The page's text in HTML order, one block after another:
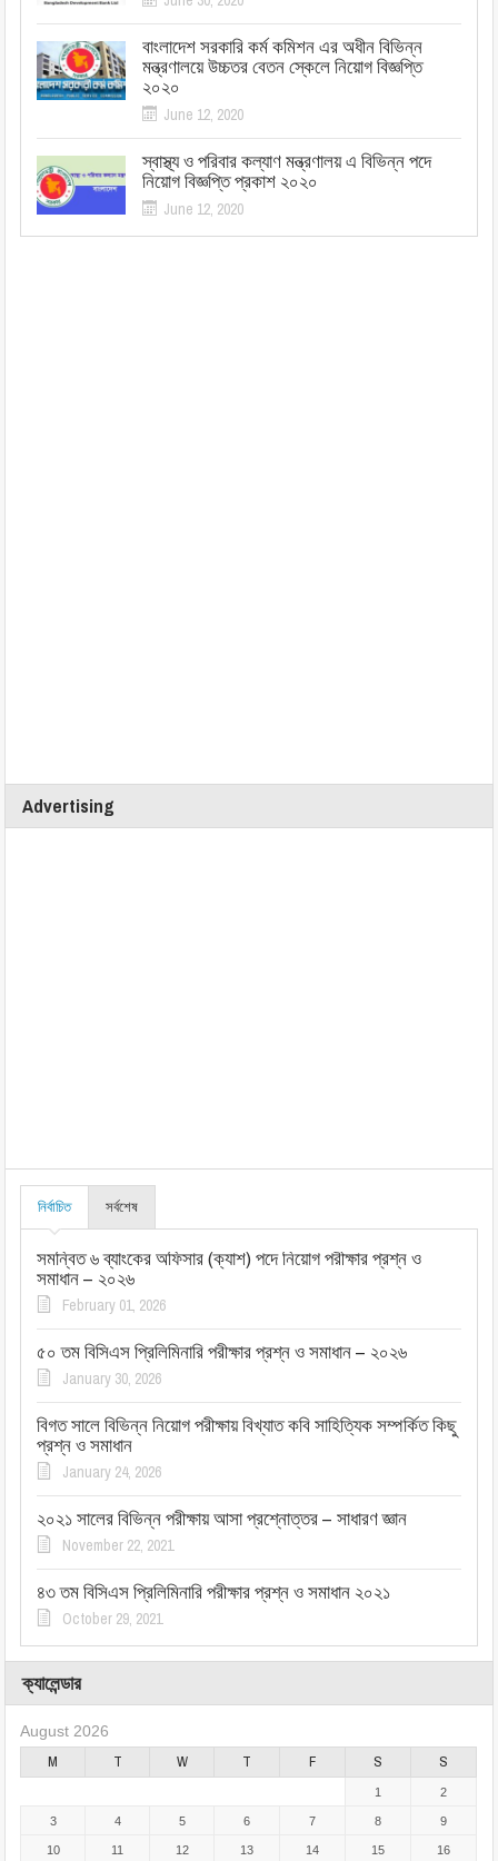
বাংলাদেশ সরকারি কর্ম কমিশন এর অধীন বিভিন্ন
মন্ত্রণালয়ে উচ্চতর বেতন স্কেলে নিয়োগ বিজ্ঞপ্তি
২০২০
June 12, 2020
স্বাস্থ্য ও পরিবার কল্যাণ মন্ত্রণালয় এ বিভিন্ন পদে
নিয়োগ বিজ্ঞপ্তি প্রকাশ ২০২০
June 12, 2020
Advertising
নির্বাচিত সর্বশেষ
সমন্বিত ৬ ব্যাংকের অফিসার (ক্যাশ) পদে নিয়োগ পরীক্ষার প্রশ্ন ও
সমাধান – ২০২৬
February 01, 2026
৫০ তম বিসিএস প্রিলিমিনারি পরীক্ষার প্রশ্ন ও সমাধান – ২০২৬
January 30, 2026
বিগত সালে বিভিন্ন নিয়োগ পরীক্ষায় বিখ্যাত কবি সাহিত্যিক সম্পর্কিত কিছু
প্রশ্ন ও সমাধান
January 24, 2026
২০২১ সালের বিভিন্ন পরীক্ষায় আসা প্রশ্নোত্তর – সাধারণ জ্ঞান
November 22, 2021
৪৩ তম বিসিএস প্রিলিমিনারি পরীক্ষার প্রশ্ন ও সমাধান ২০২১
October 29, 2021
ক্যালেন্ডার
August 2026
M T W T F S S
1 2
3 4 5 6 7 8 9
10 11 12 13 14 15 16